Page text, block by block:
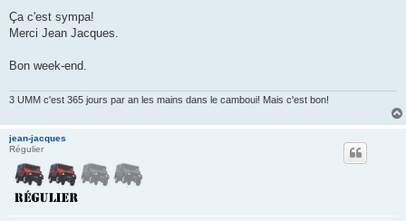
s
a
Ça c'est sympa!
Merci Jean Jacques.
Bon week-end.
3 UMM c'est 365 jours par an les mains dans le camboui! Mais c'est bon!
jean-jacques
Régulier